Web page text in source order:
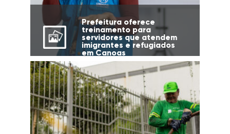
Prefeitura oferece
treinamento para
servidores que atendem
imigrantes e refugiados
em Canoas